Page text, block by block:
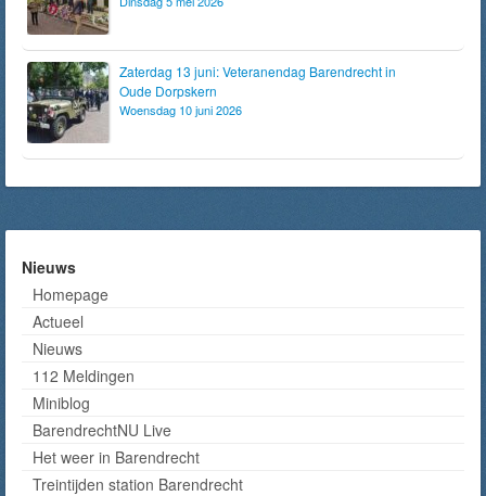
Zaterdag 13 juni: Veteranendag Barendrecht in
Oude Dorpskern
Woensdag 10 juni 2026
Nieuws
Homepage
Actueel
Nieuws
112 Meldingen
Miniblog
BarendrechtNU Live
Het weer in Barendrecht
Treintijden station Barendrecht